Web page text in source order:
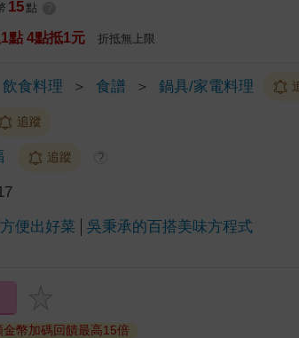
15 點
點 4點抵1元 折抵無上限
飲食料理 ＞ 食譜 ＞ 鍋具/家電料理
追蹤
追蹤 ?
便出好菜 吳秉承的百搭美味方程式
幣加碼回饋最高15倍